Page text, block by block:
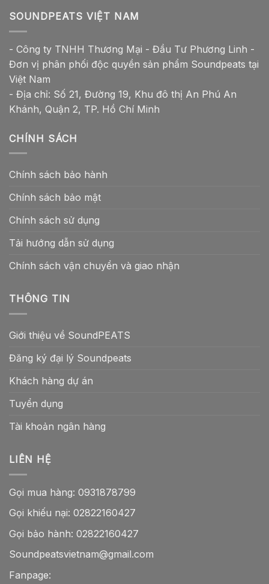
SOUNDPEATS VIỆT NAM
- Công ty TNHH Thương Mại - Đầu Tư Phương Linh -
Đơn vị phân phối độc quyền sản phẩm Soundpeats tại
Việt Nam
- Địa chỉ: Số 21, Đường 19, Khu đô thị An Phú An
Khánh, Quận 2, TP. Hồ Chí Minh
CHÍNH SÁCH
Chính sách bảo hành
Chính sách bảo mật
Chính sách sử dụng
Tải hướng dẫn sử dụng
Chính sách vận chuyển và giao nhận
THÔNG TIN
Giới thiệu về SoundPEATS
Đăng ký đại lý Soundpeats
Khách hàng dự án
Tuyển dụng
Tài khoản ngân hàng
LIÊN HỆ
Gọi mua hàng: 0931878799
Gọi khiếu nại: 02822160427
Gọi bảo hành: 02822160427
Soundpeatsvietnam@gmail.com
Fanpage: